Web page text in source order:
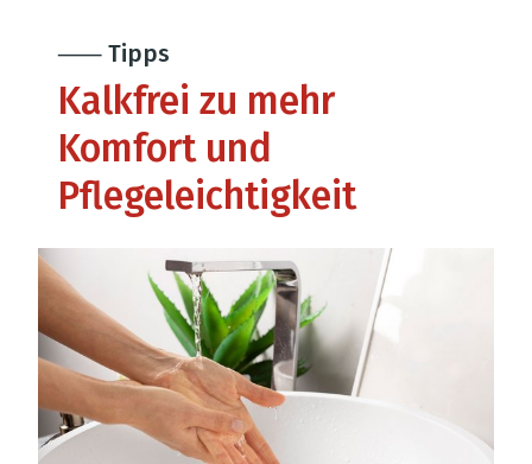
⸺ Tipps
Kalkfrei zu mehr
Komfort und
Pflegeleichtigkeit